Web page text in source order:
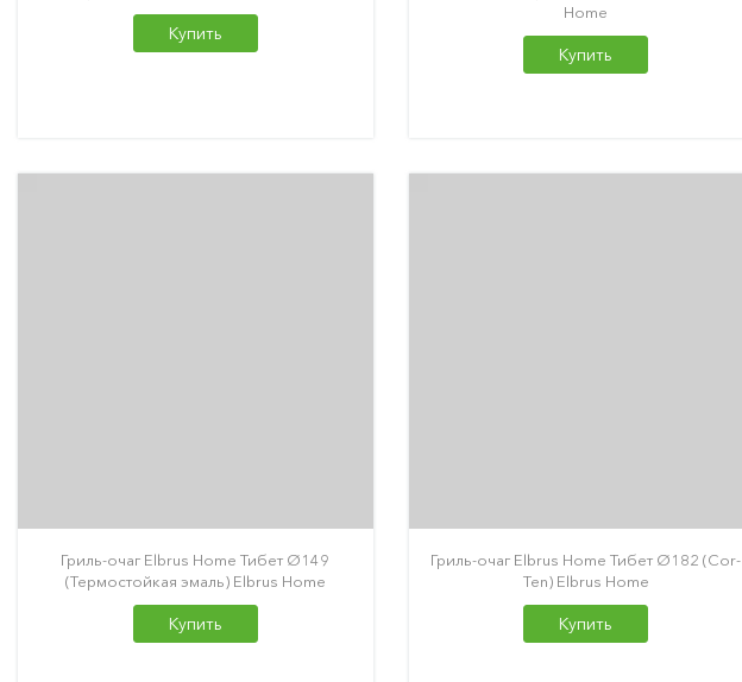
Купить
Home
Купить
Гриль-очаг Elbrus Home Тибет Ø149
(Термостойкая эмаль) Elbrus Home
Купить
Гриль-очаг Elbrus Home Тибет Ø182 (Cor-
Ten) Elbrus Home
Купить